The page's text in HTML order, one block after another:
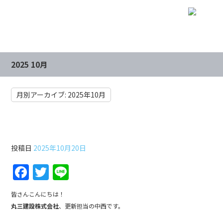
2025 10月
月別アーカイブ: 2025年10月
投稿日 2025年10月20日
F
a
c
T
w
itt e
皆さんこんにちは！
丸三建設株式会社、更新担当の中西です。